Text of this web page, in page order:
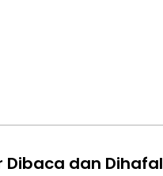
Dibaca dan Dihafal